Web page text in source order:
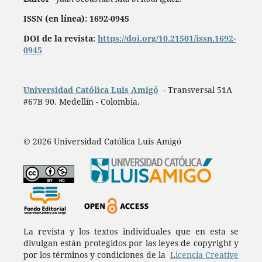
ISSN (en línea): 1692-0945
DOI de la revista: https://doi.org/10.21501/issn.1692-
0945
Universidad Católica Luis Amigó - Transversal 51A
#67B 90. Medellín - Colombia.
© 2026 Universidad Católica Luis Amigó
La revista y los textos individuales que en esta se
divulgan están protegidos por las leyes de copyright y
por los términos y condiciones de la Licencia Creative